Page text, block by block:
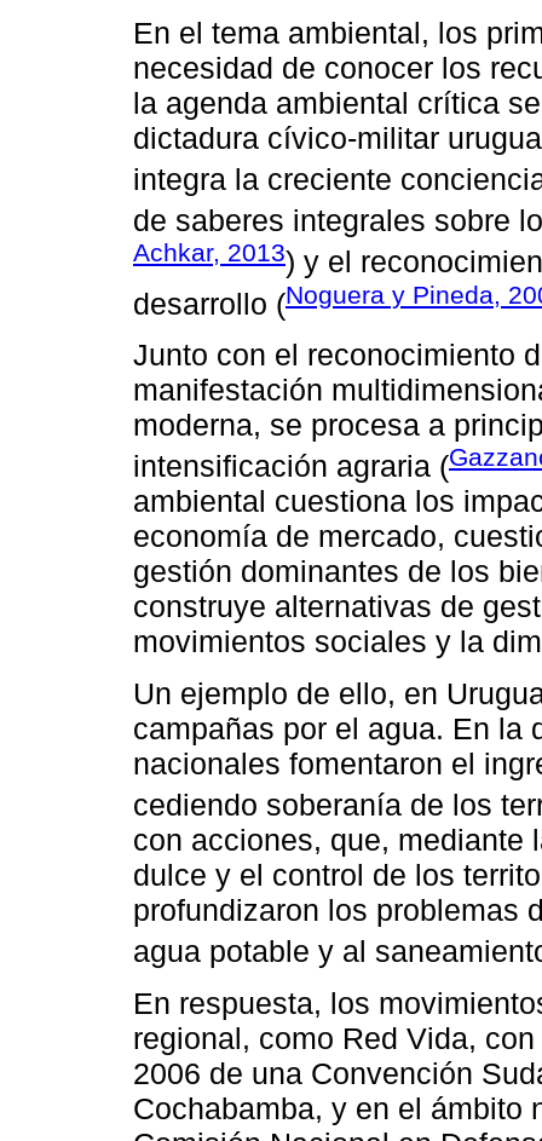
En el tema ambiental, los
necesidad de conocer los
la agenda ambiental crítica
dictadura cívico-militar
integra la creciente
de saberes integrales sobre
Achkar, 2013) y el
desarrollo (Noguera y Pineda,
Junto con el reconocimiento
manifestación
moderna, se procesa a
intensificación agraria (
ambiental cuestiona los
economía de mercado,
gestión dominantes de los
construye alternativas de
movimientos sociales y la
Un ejemplo de ello, en
campañas por el agua. En la
nacionales fomentaron el
cediendo soberanía de los
con acciones, que, mediante
dulce y el control de los
profundizaron los problemas
agua potable y al
En respuesta, los
regional, como Red Vida,
2006 de una Convención
Cochabamba, y en el ámbito